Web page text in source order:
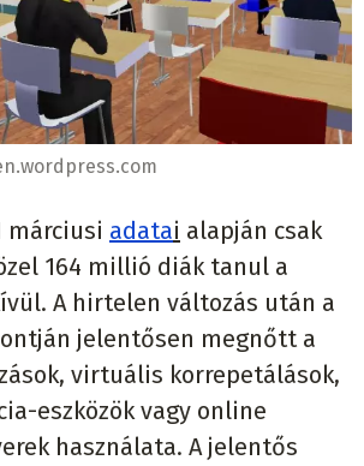
márciusi adatai alapján csak
164 millió diák tanul a
A hirtelen változás után a
jelentősen megnőtt a
virtuális korrepetálások,
eszközök vagy online
használata. A jelentős